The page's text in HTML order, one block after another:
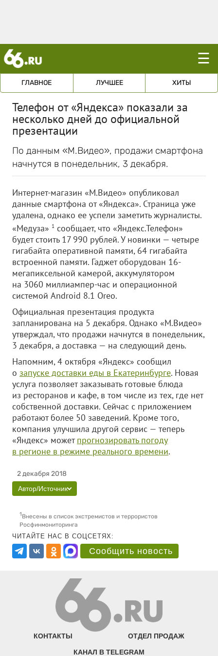
☰
ГЛАВНОЕ ЛУЧШЕЕ ХИТЫ
Телефон от «Яндекса» показали за
несколько дней до официальной
презентации
По данным «М.Видео», продажи смартфона
начнутся в понедельник, 3 декабря.
Интернет-магазин «М.Видео» опубликовал
данные смартфона от «Яндекса». Страница уже
удалена, однако ее успели заметить журналисты.
«Медуза» 1 сообщает, что «Яндекс.Телефон»
будет стоить 17 990 рублей. У новинки — четыре
гигабайта оперативной памяти, 64 гигабайта
встроенной памяти. Гаджет оборудован 16-
мегапиксельной камерой, аккумулятором
на 3060 миллиампер-час и операционной
системой Android 8.1 Oreo.
Официальная презентация продукта
запланирована на 5 декабря. Однако «М.Видео»
утверждал, что продажи начнутся в понедельник,
3 декабря, а доставка — на следующий день.
Напомним, 4 октября «Яндекс» сообщил
о запуске доставки еды в Екатеринбурге. Новая
услуга позволяет заказывать готовые блюда
из ресторанов и кафе, в том числе из тех, где нет
собственной доставки. Сейчас с приложением
работают более 50 заведений. Кроме того,
компания улучшила другой сервис — теперь
«Яндекс» можетпрогнозировать погоду
в регионе в режиме реального времени.
2 декабря 2018
Автор/Источник
1Внесены в список экстремистов и террористов
Росфинмониторинга
ЧИТАЙТЕ НАС В СОЦСЕТЯХ:
Сообщить новость
КОНТАКТЫ ОТДЕЛ ПРОДАЖ
КАНАЛ В TELEGRAM